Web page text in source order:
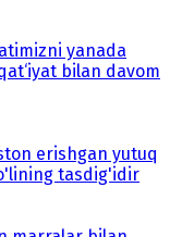
yanada
bilan davom
erishgan yutuq
tasdig'idir